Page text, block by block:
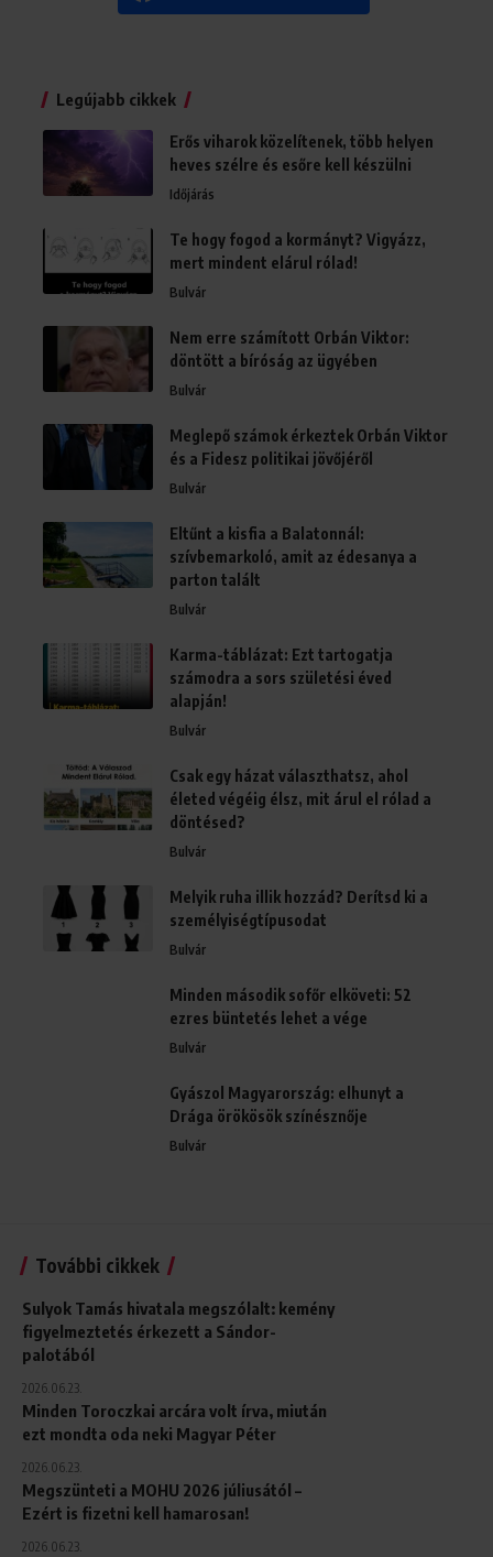
Legújabb cikkek
Erős viharok közelítenek, több helyen
heves szélre és esőre kell készülni
Időjárás
Te hogy fogod a kormányt? Vigyázz,
mert mindent elárul rólad!
Bulvár
Nem erre számított Orbán Viktor:
döntött a bíróság az ügyében
Bulvár
Meglepő számok érkeztek Orbán Viktor
és a Fidesz politikai jövőjéről
Bulvár
Eltűnt a kisfia a Balatonnál:
szívbemarkoló, amit az édesanya a
parton talált
Bulvár
Karma-táblázat: Ezt tartogatja
számodra a sors születési éved
alapján!
Bulvár
Csak egy házat választhatsz, ahol
életed végéig élsz, mit árul el rólad a
döntésed?
Bulvár
Melyik ruha illik hozzád? Derítsd ki a
személyiségtípusodat
Bulvár
Minden második sofőr elköveti: 52
ezres büntetés lehet a vége
Bulvár
Gyászol Magyarország: elhunyt a
Drága örökösök színésznője
Bulvár
További cikkek
Sulyok Tamás hivatala megszólalt: kemény
figyelmeztetés érkezett a Sándor-
palotából
2026.06.23.
Minden Toroczkai arcára volt írva, miután
ezt mondta oda neki Magyar Péter
2026.06.23.
Megszünteti a MOHU 2026 júliusától –
Ezért is fizetni kell hamarosan!
2026.06.23.